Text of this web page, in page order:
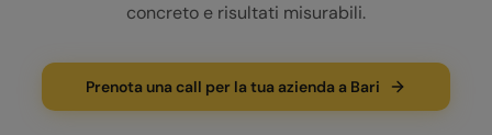
concreto e risultati misurabili.
Prenota una call per la tua azienda a Bari